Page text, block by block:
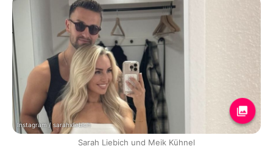
Instagram / sarahxliebich
Sarah Liebich und Meik Kühnel